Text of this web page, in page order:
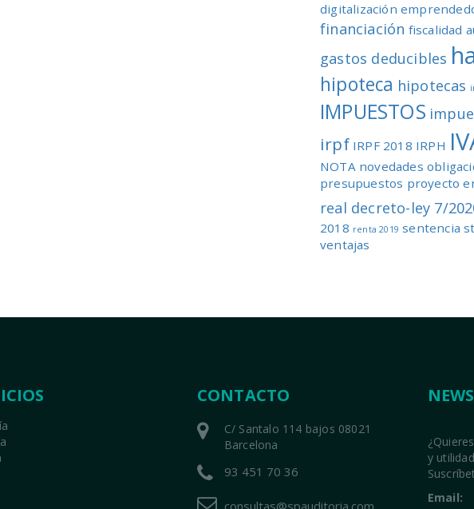
digitalización
financiación fiscalidad
gastos deducibles
hipoteca hipotecas
IMPUESTOS
irpf IRPF 2018 IRPH
NOTA novedades
presupuestos proyecto
real decreto-ley 7/
2018 renta 2019 sentencia
ventajas
CONTACTO
C/ Santalo 114 bajos 08021
Barcelona
93 451 70 36
y
Email: